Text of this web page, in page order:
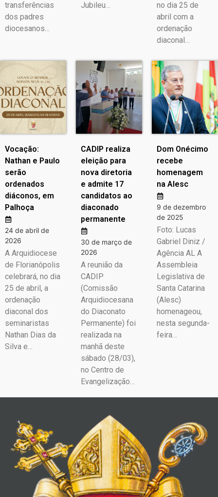
transferências
dos padres
diocesanos…
Jubileu…
no dia 25 de
abril com a
ordenação
diaconal…
Vocação:
Nathan e Paulo
serão
ordenados
diáconos, em
Palhoça
24 de abril de
2026
A Arquidiocese
de Florianópolis
celebrará, no dia
25 de abril, a
ordenação
diaconal dos
seminaristas
Nathan Dias da
Silva e…
CADIP realiza
eleição para
nova diretoria
e admite 17
candidatos ao
diaconado
permanente
30 de março de
2026
A reunião da
CADIP
(Comissão
Arquidiocesana
do Diaconato
Permanente) foi
realizada na
manhã deste
sábado (28/03),
no Centro de
Evangelização…
Dom Onécimo
recebe
homenagem
na Alesc
9 de dezembro
de 2025
Foto: Lucas
Gabriel Diniz /
Agência AL A
Assembleia
Legislativa de
Santa Catarina
(Alesc)
homenageou,
nesta segunda-
feira…